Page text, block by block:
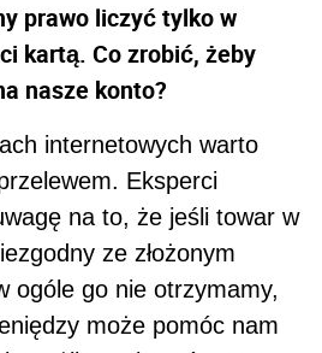
prawo liczyć tylko w
kartą. Co zrobić, żeby
nasze konto?
internetowych warto
Eksperci
na to, że jeśli towar w
ze złożonym
ogóle go nie otrzymamy,
może pomóc nam